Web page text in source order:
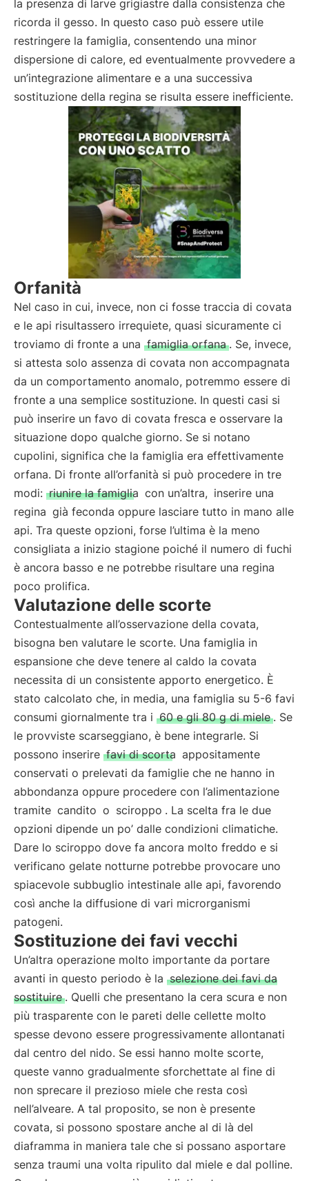
la presenza di larve grigiastre dalla consistenza che
ricorda il gesso. In questo caso può essere utile
restringere la famiglia, consentendo una minor
dispersione di calore, ed eventualmente provvedere a
un’integrazione alimentare e a una successiva
sostituzione della regina se risulta essere inefficiente.
Orfanità
Nel caso in cui, invece, non ci fosse traccia di covata
e le api risultassero irrequiete, quasi sicuramente ci
troviamo di fronte a una famiglia orfana . Se, invece,
si attesta solo assenza di covata non accompagnata
da un comportamento anomalo, potremmo essere di
fronte a una semplice sostituzione. In questi casi si
può inserire un favo di covata fresca e osservare la
situazione dopo qualche giorno. Se si notano
cupolini, significa che la famiglia era effettivamente
orfana. Di fronte all’orfanità si può procedere in tre
modi: riunire la famiglia con un’altra, inserire una
regina già feconda oppure lasciare tutto in mano alle
api. Tra queste opzioni, forse l’ultima è la meno
consigliata a inizio stagione poiché il numero di fuchi
è ancora basso e ne potrebbe risultare una regina
poco prolifica.
Valutazione delle scorte
Contestualmente all’osservazione della covata,
bisogna ben valutare le scorte. Una famiglia in
espansione che deve tenere al caldo la covata
necessita di un consistente apporto energetico. È
stato calcolato che, in media, una famiglia su 5-6 favi
consumi giornalmente tra i 60 e gli 80 g di miele . Se
le provviste scarseggiano, è bene integrarle. Si
possono inserire favi di scorta appositamente
conservati o prelevati da famiglie che ne hanno in
abbondanza oppure procedere con l’alimentazione
tramite candito o sciroppo . La scelta fra le due
opzioni dipende un po’ dalle condizioni climatiche.
Dare lo sciroppo dove fa ancora molto freddo e si
verificano gelate notturne potrebbe provocare uno
spiacevole subbuglio intestinale alle api, favorendo
così anche la diffusione di vari microrganismi
patogeni.
Sostituzione dei favi vecchi
Un’altra operazione molto importante da portare
avanti in questo periodo è la selezione dei favi da
sostituire . Quelli che presentano la cera scura e non
più trasparente con le pareti delle cellette molto
spesse devono essere progressivamente allontanati
dal centro del nido. Se essi hanno molte scorte,
queste vanno gradualmente sforchettate al fine di
non sprecare il prezioso miele che resta così
nell’alveare. A tal proposito, se non è presente
covata, si possono spostare anche al di là del
diaframma in maniera tale che si possano asportare
senza traumi una volta ripulito dal miele e dal polline.